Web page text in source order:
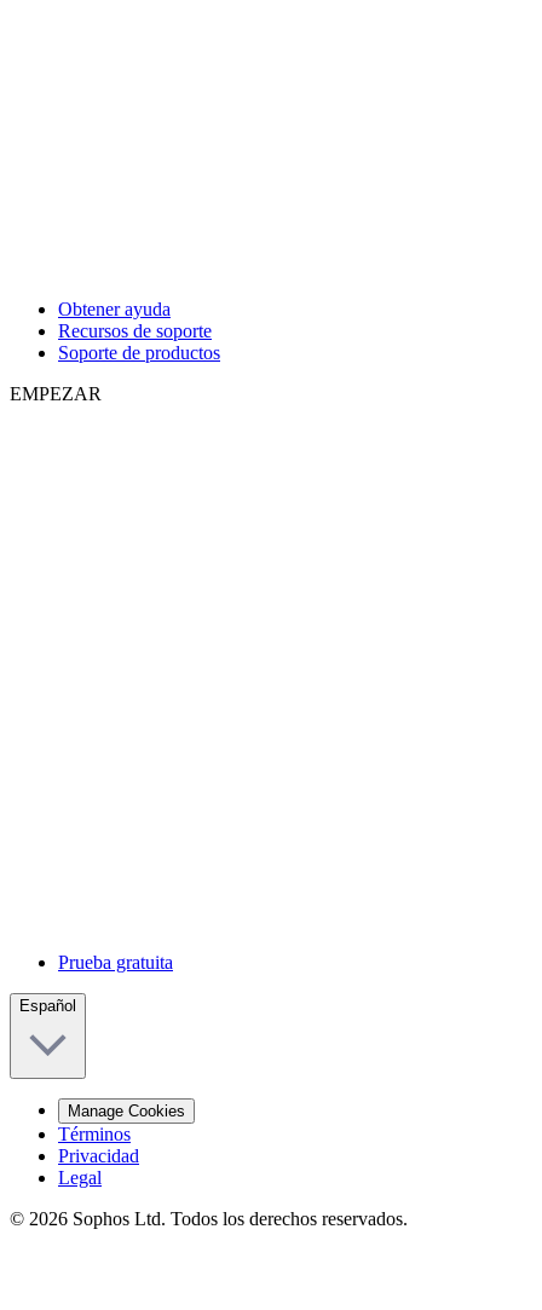
Obtener ayuda
Recursos de soporte
Soporte de productos
EMPEZAR
Prueba gratuita
Español
Manage Cookies
Términos
Privacidad
Legal
© 2026 Sophos Ltd. Todos los derechos reservados.